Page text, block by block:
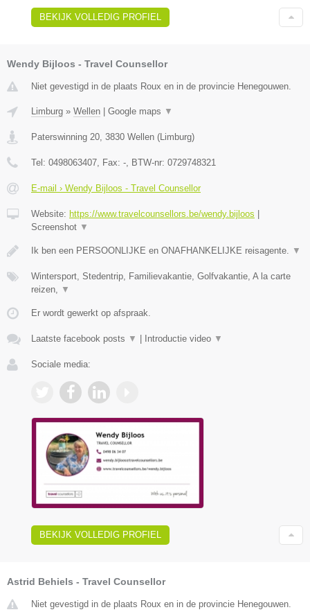
BEKIJK VOLLEDIG PROFIEL
Wendy Bijloos - Travel Counsellor
Niet gevestigd in de plaats Roux en in de provincie Henegouwen.
Limburg » Wellen Google maps ▼
Paterswinning 20 3830 Wellen ( Limburg)
Tel: 0498063407 , Fax: - , BTW-nr: 0729748321
E-mail › Wendy Bijloos - Travel Counsellor
Website: https://www.travelcounsellors.be/wendy.bijloos
Screenshot ▼
Ik ben een PERSOONLIJKE en ONAFHANKELIJKE reisagente. ▼
Wintersport, Stedentrip, Familievakantie, Golfvakantie, A la carte
reizen,
▼
Er wordt gewerkt op afspraak.
Laatste facebook posts ▼ Introductie video ▼
Sociale media:
BEKIJK VOLLEDIG PROFIEL
Astrid Behiels - Travel Counsellor
Niet gevestigd in de plaats Roux en in de provincie Henegouwen.